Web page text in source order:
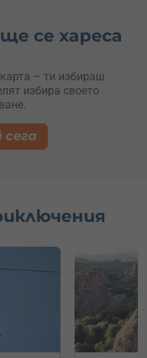
се хареса
– ти избираш
избира своето
сега